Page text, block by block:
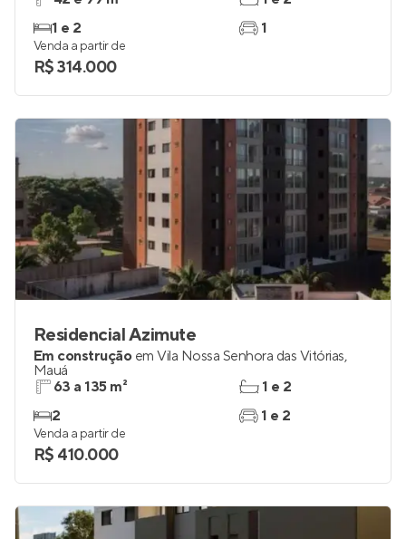
1 e 2
1
Venda a partir de
R$ 314.000
Residencial Azimute
Em construção em Vila Nossa Senhora das Vitórias,
Mauá
63 a 135 m²
2
1 e 2
1 e 2
Venda a partir de
R$ 410.000